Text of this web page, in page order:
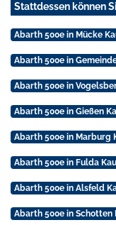
Stattdessen können
Abarth 500e in Mücke
Abarth 500e in
Abarth 500e in
Abarth 500e in Gießen
Abarth 500e in Marburg
Abarth 500e in Fulda
Abarth 500e in Alsfeld
Abarth 500e in Schotten